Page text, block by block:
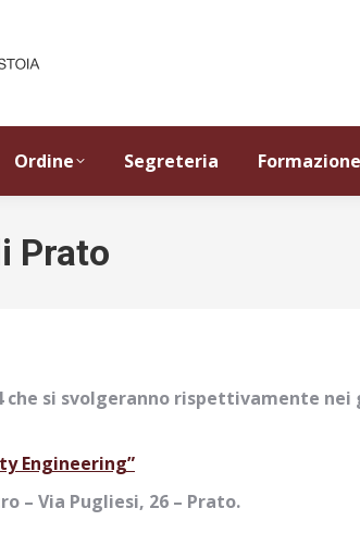
Ordine Segreteria Formazione
Prato
che si svolgeranno rispettivamente nei
Engineering”
– Via Pugliesi, 26 – Prato.